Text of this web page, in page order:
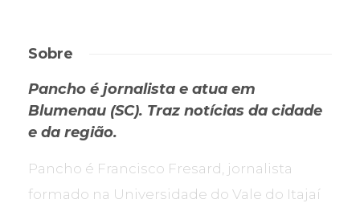
Sobre
Pancho é jornalista e atua em
Blumenau (SC). Traz notícias da cidade
e da região.
Pancho é Francisco Fresard, jornalista
formado na Universidade do Vale do Itajaí